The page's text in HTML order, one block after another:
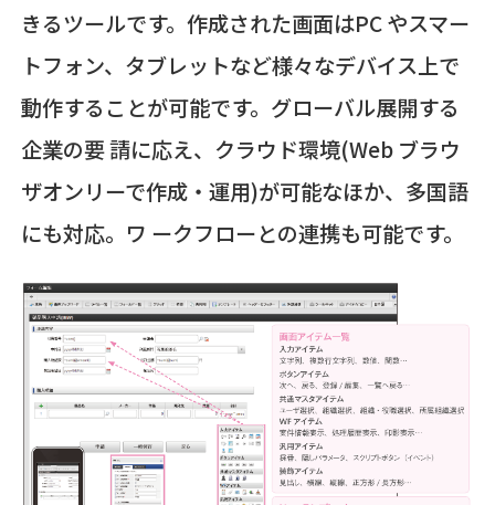
きるツールです。作成された画面はPC やスマー
トフォン、タブレットなど様々なデバイス上で
動作することが可能です。グローバル展開する
企業の要 請に応え、クラウド環境(Web ブラウ
ザオンリーで作成・運用)が可能なほか、多国語
にも対応。ワ ークフローとの連携も可能です。